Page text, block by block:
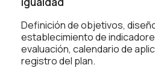
Definición de objetivos,
establecimiento de
evaluación, calendario de
registro del plan.